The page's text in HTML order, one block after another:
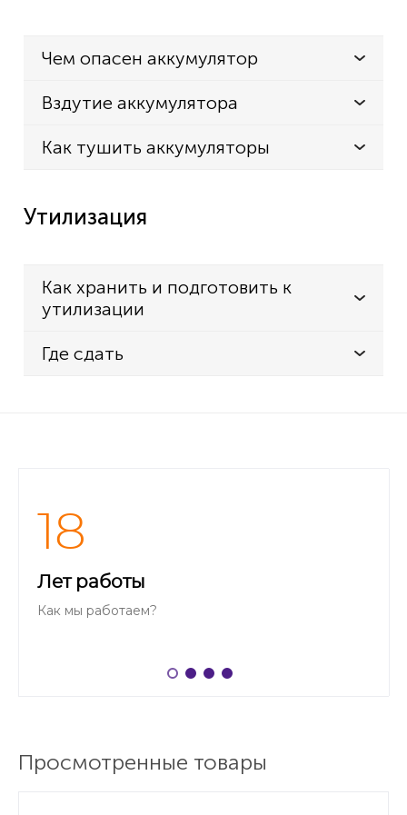
Kenwood TK-3406M2
Чем опасен аккумулятор
Вздутие аккумулятора
Как тушить аккумуляторы
Утилизация
Как хранить и подготовить к
утилизации
Где сдать
18
Лет работы
Как мы работаем?
Просмотренные товары